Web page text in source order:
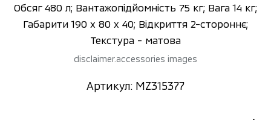
Обсяг 480 л; Вантажопідйомність 75 кг; Вага 14 кг;
Габарити 190 x 80 x 40; Відкриття 2-стороннє;
Текстура - матова
disclaimer.accessories images
Артикул: MZ315377